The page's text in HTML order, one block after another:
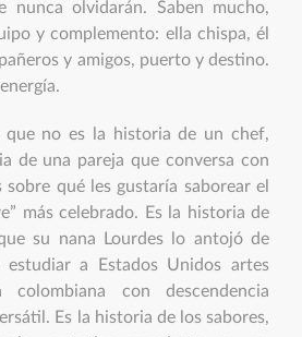
nunca olvidarán. Saben mucho,
y complemento: ella chispa, él
y amigos, puerto y destino.
que no es la historia de un chef,
de una pareja que conversa con
sobre qué les gustaría saborear el
más celebrado. Es la historia de
su nana Lourdes lo antojó de
a Estados Unidos artes
con descendencia
Es la historia de los sabores,